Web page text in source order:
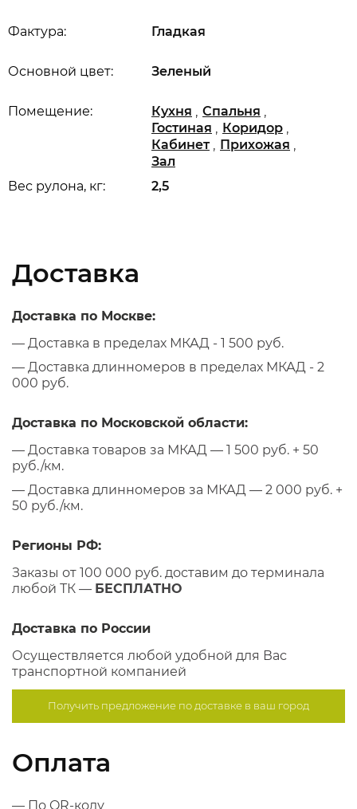
Вес рулона, кг: 2,5
Основной цвет: Зеленый
Помещение: Кухня , Спальня ,
Гостиная , Коридор ,
Кабинет , Прихожая ,
Зал
Фактура: Гладкая
Доставка
Доставка по Москве:
— Доставка в пределах МКАД - 1 500 руб.
— Доставка длинномеров в пределах МКАД - 2
000 руб.
Доставка по Московской области:
— Доставка товаров за МКАД — 1 500 руб. + 50
руб./км.
— Доставка длинномеров за МКАД — 2 000 руб. +
50 руб./км.
Регионы РФ:
Заказы от 100 000 руб. доставим до терминала
любой ТК — БЕСПЛАТНО
Доставка по России
Осуществляется любой удобной для Вас
транспортной компанией
Получить предложение подоставке в ваш город
Оплата
— По QR-коду